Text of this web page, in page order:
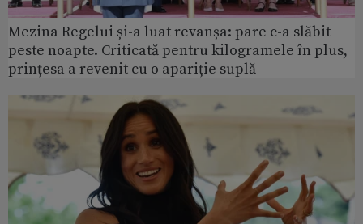
Mezina Regelui și-a luat revanșa: pare c-a slăbit
peste noapte. Criticată pentru kilogramele în plus,
prințesa a revenit cu o apariție suplă